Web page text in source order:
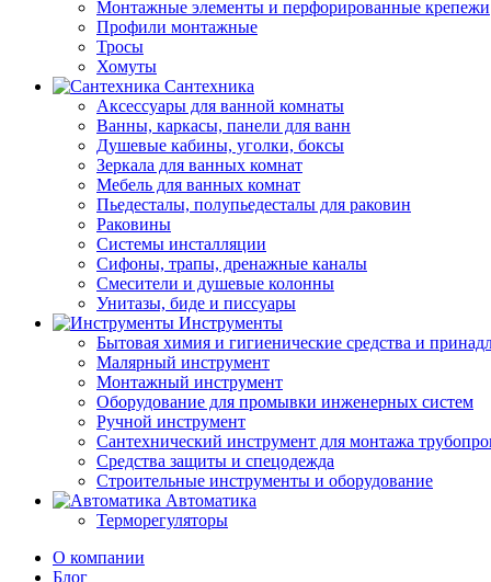
Монтажные элементы и перфорированные крепежи
Профили монтажные
Тросы
Хомуты
Сантехника
Аксессуары для ванной комнаты
Ванны, каркасы, панели для ванн
Душевые кабины, уголки, боксы
Зеркала для ванных комнат
Мебель для ванных комнат
Пьедесталы, полупьедесталы для раковин
Раковины
Системы инсталляции
Сифоны, трапы, дренажные каналы
Смесители и душевые колонны
Унитазы, биде и писсуары
Инструменты
Бытовая химия и гигиенические средства и
Малярный инструмент
Монтажный инструмент
Оборудование для промывки инженерных систем
Ручной инструмент
Сантехнический инструмент для монтажа
Средства защиты и спецодежда
Строительные инструменты и оборудование
Автоматика
Терморегуляторы
О компании
Блог